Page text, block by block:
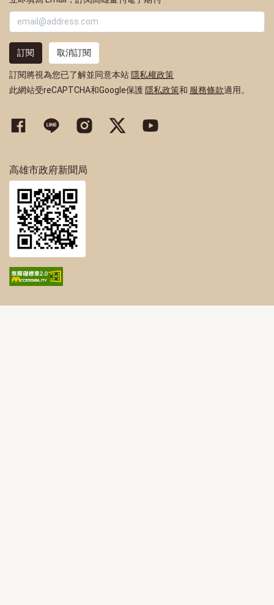
訂閱 取消訂閱
訂閱將視為您已了解並同意本站隱私權政策
此網站受reCAPTCHA和Google保護隱私政策和 服務條款適用。
高雄市政府新聞局Facebook粉絲專頁
高雄市政府Line官方帳號
高雄市政府Instagram官方帳號
高雄市政府Twitter官方帳號
高雄市政府Youtube頻道
高雄市政府新聞局